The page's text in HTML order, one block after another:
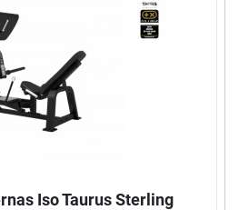
Iso Taurus Sterling